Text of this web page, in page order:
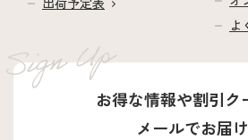
よ
お得な情報や割引ク
メールでお届け